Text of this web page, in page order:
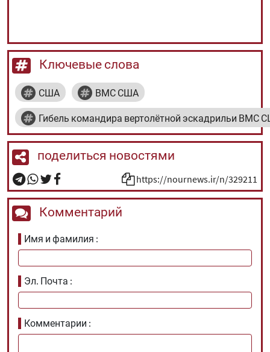
Ключевые слова
США ВМС США
Гибель командира вертолётной эскадрильи ВМС
поделиться новостями
https://nournews.ir/n/329211
Комментарий
Имя и фамилия
Эл. Почта
Комментарии